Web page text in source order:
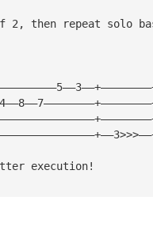
then repeat solo
execution!